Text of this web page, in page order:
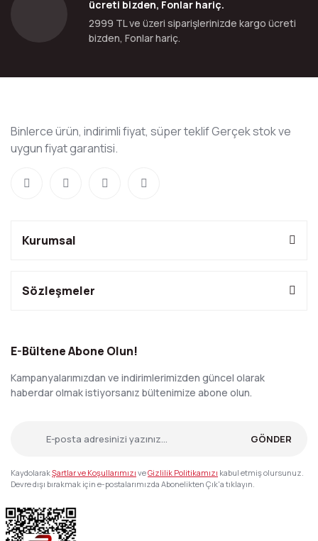
ücreti bizden, Fonlar hariç.
2999 TL ve üzeri siparişlerinizde kargo ücreti
bizden, Fonlar hariç.
Binlerce ürün, indirimli fiyat, süper teklif Gerçek stok ve
uygun fiyat garantisi.
Kurumsal
Sözleşmeler
E-Bültene Abone Olun!
Kampanyalarımızdan ve indirimlerimizden güncel olarak
haberdar olmak istiyorsanız bültenimize abone olun.
GÖNDER
KaydolarakŞartlar ve Koşullarımızı veGizlilik Politikamızı kabul etmiş olursunuz.
Devre dışı bırakmak için e-postalarımızda Abonelikten Çık'a tıklayın.